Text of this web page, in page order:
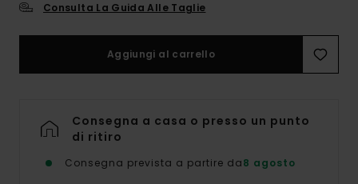
Consulta La Guida Alle Taglie
Aggiungi al carrello
Consegna a casa o presso un punto
di ritiro
Consegna prevista a partire da8 agosto